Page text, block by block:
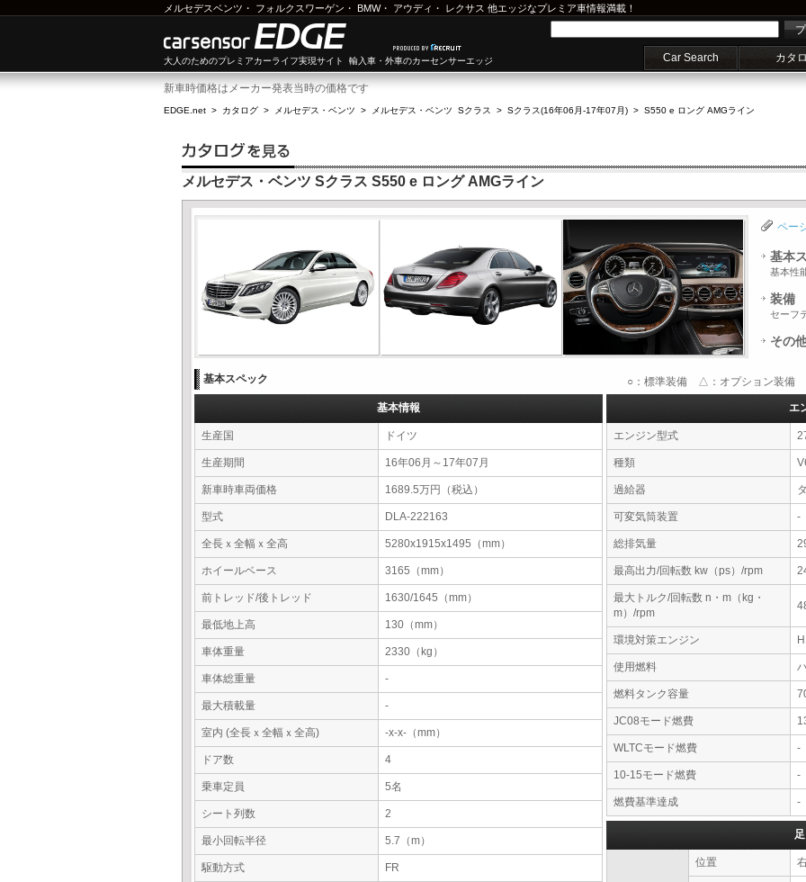
メルセデスベンツ ・ フォルクスワーゲン ・ BMW・ アウディ ・ レクサス 他エッジなプレミア車情報満載！
大人のためのプレミアカーライフ実現サイト 輸入車・外車のカーセンサーエッジ Car Search カタ
新車時価格はメーカー発表当時の価格です
EDGE.net > カタログ > メルセデス・ベンツ > メルセデス・ベンツ Sクラス > Sクラス(16年06月-17年07月) > S550 e ロング AMGライン
メルセデス・ベンツ Sクラス S550 e ロング AMGライン
ペー
基本
基本性
装備
セーフ
その
基本スペック ○：標準装備 △：オプション装備 -
基本情報
生産国 ドイツ
生産期間 16年06月～17年07月
新車時車両価格 1689.5万円（税込）
型式 DLA-222163
全長ｘ全幅ｘ全高 5280x1915x1495（mm）
ホイールベース 3165（mm）
前トレッド/後トレッド 1630/1645（mm）
最低地上高 130（mm）
車体重量 2330（kg）
車体総重量 -
最大積載量 -
室内 (全長ｘ全幅ｘ全高) -x-x-（mm）
ドア数 4
乗車定員 5名
シート列数 2
最小回転半径 5.7（m）
駆動方式 FR
エ
エンジン型式
種類
過給器
可変気筒装置 -
総排気量
最高出力/回転数 kw（ps）/rpm
最大トルク/回転数 n・m（kg・
m）/rpm
環境対策エンジン
使用燃料
燃料タンク容量
JC08モード燃費
WLTCモード燃費 -
10-15モード燃費 -
燃費基準達成 -
位置